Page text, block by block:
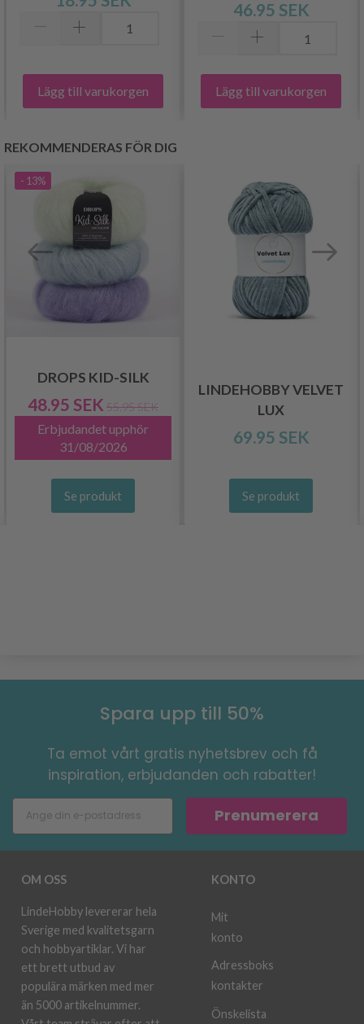
Lägg till varukorgen
46.95 SEK
Lägg till varukorgen
REKOMMENDERAS FÖR DIG
- 13%
DROPS KID-SILK
48.95 SEK 55.95 SEK
Erbjudandet upphör
31/08/2026
Se produkt
LINDEHOBBY VELVET
LUX
69.95 SEK
Se produkt
Spara upp till 50%
Ta emot vårt gratis nyhetsbrev och få
inspiration, erbjudanden och rabatter!
Prenumerera
OM OSS
LindeHobby levererar hela
Sverige med kvalitetsgarn
och hobbyartiklar. Vi har
ett brett utbud av
populära märken med mer
än 5000 artikelnummer.
KONTO
Mit
konto
Adressboks
kontakter
Önskelista